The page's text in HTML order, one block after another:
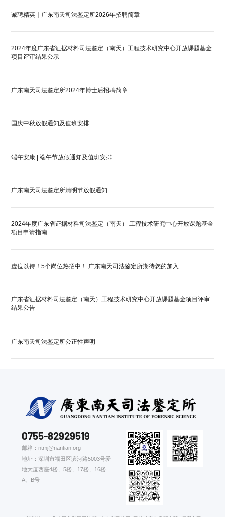
诚聘精英｜广东南天司法鉴定所2026年招聘简章
2024年度广东省证据材料司法鉴定（南天）工程技术研究中心开放课题基金
项目评审结果公示
广东南天司法鉴定所2024年博士后招聘简章
国庆中秋放假通知及值班安排
端午安康 | 端午节放假通知及值班安排
广东南天司法鉴定所清明节放假通知
2024年度广东省证据材料司法鉴定（南天） 工程技术研究中心开放课题基金
项目申请指南
虚位以待！5个岗位热招中！ 广东南天司法鉴定所期待您的加入
广东省证据材料司法鉴定（南天）工程技术研究中心开放课题基金项目评审
结果公告
广东南天司法鉴定所公正性声明
0755-82929519
邮箱：ntmj@nantian.org
地址：深圳市福田区滨河路5003号爱
地大厦西座4楼、5楼、17楼、16楼
A、B号